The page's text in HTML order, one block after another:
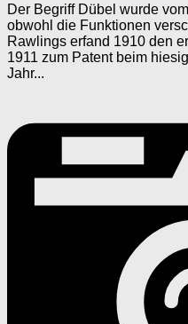
Der Begriff Dübel wurde
obwohl die Funktionen
Rawlings erfand 1910 den
1911 zum Patent beim
Jahr...